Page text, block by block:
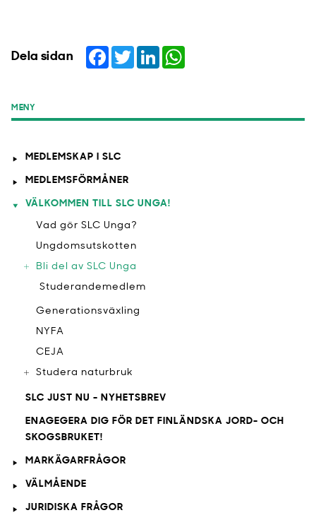
Dela sidan Facebook
TwitterLinkedIn
MENY
MEDLEMSKAP I SLC
MEDLEMSFÖRMÅNER
VÄLKOMMEN TILL SLC UNGA!
Vad gör SLC Unga?
Ungdomsutskotten
Bli del av SLC Unga
Studerandemedlem
Generationsväxling
NYFA
CEJA
Studera naturbruk
SLC JUST NU - NYHETSBREV
ENAGEGERA DIG FÖR DET FINLÄNDSKA JORD- OCH
SKOGSBRUKET!
MARKÄGARFRÅGOR
VÄLMÅENDE
JURIDISKA FRÅGOR